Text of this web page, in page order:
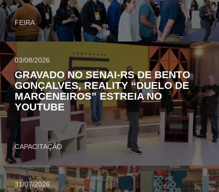
FEIRA
03/08/2026
GRAVADO NO SENAI-RS DE BENTO
GONÇALVES, REALITY “DUELO DE
MARCENEIROS” ESTREIA NO
YOUTUBE
CAPACITAÇÃO
31/07/2026